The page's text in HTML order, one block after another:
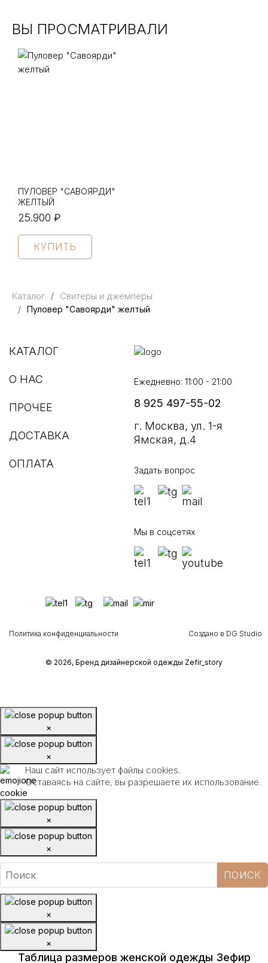
ВЫ ПРОСМАТРИВАЛИ
ПУЛОВЕР "САВОЯРДИ"
ЖЕЛТЫЙ
25.900 ₽
КУПИТЬ
Каталог Свитеры и джемперы
Пуловер "Савоярди" желтый
КАТАЛОГ
О НАС
ПРОЧЕЕ
ДОСТАВКА
ОПЛАТА
Ежедневно: 11:00 - 21:00
8 925 497-55-02
г. Москва, ул. 1-я
Ямская, д.4
Задать вопрос
Мы в соцсетях
© 2026, Бренд дизайнерской одежды Zefir_story
Политика конфиденциальности Создано в DG Studio
×
×
Наш сайт использует файлы cookies.
Оставаясь на сайте, вы разрешаете их использование.
×
×
×
×
Таблица размеров женской одежды Зефир